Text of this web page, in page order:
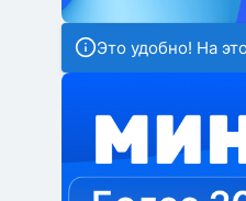
Это удобно! На